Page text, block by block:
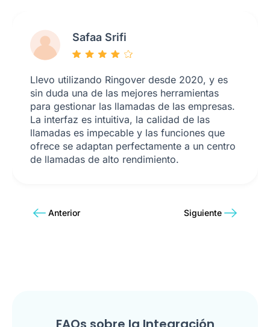
Safaa Srifi
Llevo utilizando Ringover desde 2020, y es
sin duda una de las mejores herramientas
para gestionar las llamadas de las empresas.
La interfaz es intuitiva, la calidad de las
llamadas es impecable y las funciones que
ofrece se adaptan perfectamente a un centro
de llamadas de alto rendimiento.
Anterior Siguiente